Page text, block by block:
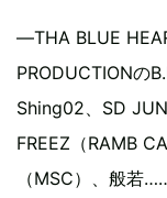
―THA BLUE
PRODUCTIONの
Shing02、SD
FREEZ（RAMB
（MSC）、般若